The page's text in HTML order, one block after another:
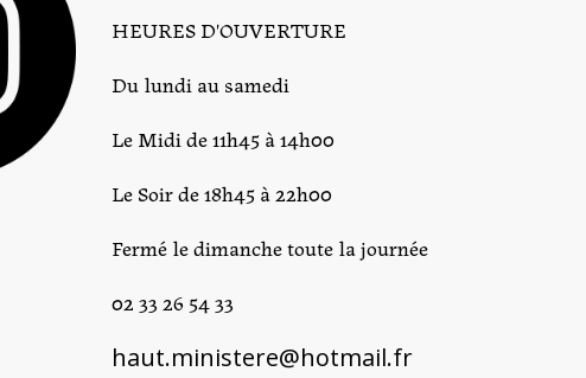
HEURES D'OUVERTURE
Du lundi au samedi
Le Midi de 11h45 à 14h00
Le Soir de 18h45 à 22h00
Fermé le dimanche toute la journée
02 33 26 54 33
haut.ministere@hotmail.fr